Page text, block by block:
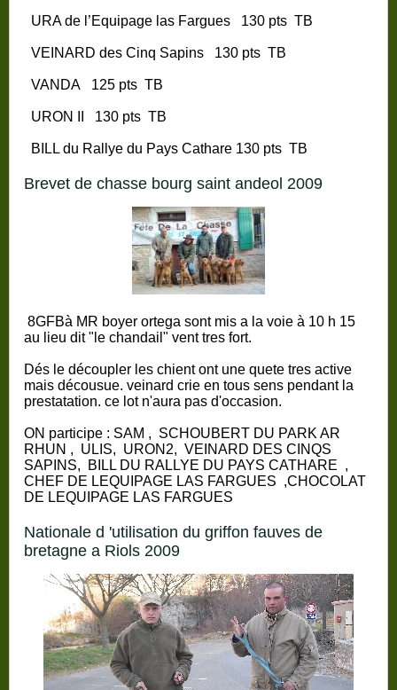
URA de l’Equipage las Fargues 130 pts TB
VEINARD des Cinq Sapins 130 pts TB
VANDA 125 pts TB
URON II 130 pts TB
BILL du Rallye du Pays Cathare 130 pts TB
brevet de chasse bourg saint andeol 2009
8GFBà MR boyer ortega sont mis a la voie à 10 h 15
au lieu dit "le chandail" vent tres fort.
Dés le découpler les chient ont une quete tres active
mais décousue. veinard crie en tous sens pendant la
prestatation. ce lot n'aura pas d'occasion.
ON participe : SAM , SCHOUBERT DU PARK AR
RHUN , ULIS, URON2, VEINARD DES CINQS
SAPINS, BILL DU RALLYE DU PAYS CATHARE ,
CHEF DE LEQUIPAGE LAS FARGUES ,CHOCOLAT
DE LEQUIPAGE LAS FARGUES
nationale d 'utilisation du griffon fauves de
bretagne a Riols 2009